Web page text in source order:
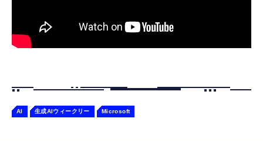
AI 生成AIウィークリー Microsoft